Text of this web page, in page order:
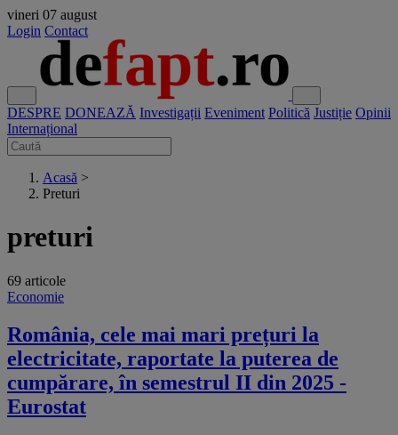
vineri 07 august
Login Contact
DESPRE DONEAZĂ Investigații Eveniment Politică Justiție Opinii
Internațional
Acasă >
Preturi
preturi
69 articole
Economie
România, cele mai mari prețuri la
electricitate, raportate la puterea de
cumpărare, în semestrul II din 2025 -
Eurostat